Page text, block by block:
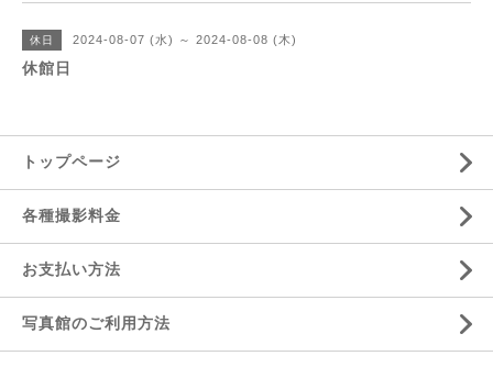
休日 2024-08-07 (水) ～ 2024-08-08 (木)
休館日
トップページ
各種撮影料金
お支払い方法
写真館のご利用方法